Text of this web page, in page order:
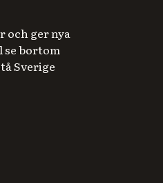
och ger nya
se bortom
Sverige